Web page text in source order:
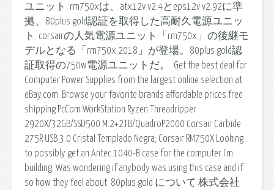
ユニット. rm750xは、atx12v v2.4とeps12v v2.92に準
拠、80plus gold認証を取得した高耐久電源ユニッ
ト. corsairの人気電源ユニット「rm750x」の後継モ
デルとなる「rm750x 2018」が登場。80plus gold認
証取得の750w電源ユニットだ。. Get the best deal for
Computer Power Supplies from the largest online selection at
eBay.com. Browse your favorite brands affordable prices free
shipping PcCom WorkStation Ryzen Threadripper
2920X/32GB/SSD500 M.2+2TB/QuadroP2000 Corsair Carbide
275R USB 3.0 Cristal Templado Negra; Corsair RM750X Looking
to possibly get an Antec 1040-B case for the computer I'm
building. Was wondering if anybody was using this case and if
so how they feel about. 80plus gold について 株式会社